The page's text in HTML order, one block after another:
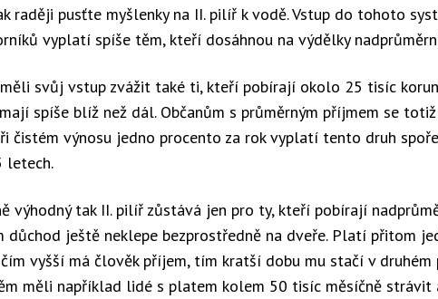
raději pusťte myšlenky na II. pilíř k vodě. Vstup do tohoto
vyplatí spíše těm, kteří dosáhnou na výdělky
svůj vstup zvážit také ti, kteří pobírají okolo 25 tisíc
spíše blíž než dál. Občanům s průměrným příjmem se
čistém výnosu jedno procento za rok vyplatí tento druh
letech.
výhodný tak II. pilíř zůstává jen pro ty, kteří pobírají
důchod ještě neklepe bezprostředně na dveře. Platí přitom
vyšší má člověk příjem, tím kratší dobu mu stačí v
měli například lidé s platem kolem 50 tisíc měsíčně strávit